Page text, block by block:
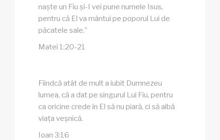
naște un Fiu și-I vei pune numele Isus,
pentru că El va mântui pe poporul Lui de
păcatele sale.”
Matei 1:20-21
Fiindcă atât de mult a iubit Dumnezeu
lumea, că a dat pe singurul Lui Fiu, pentru
ca oricine crede în El să nu piară, ci să aibă
viața veșnică.
Ioan 3:16